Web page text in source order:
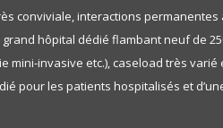
conviviale, interactions
hôpital dédié flambant neuf de
invasive etc.), caseload très
pour les patients hospitalisés et